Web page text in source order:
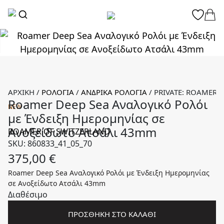
ΑΡΧΙΚΉ / ΡΟΛΌΓΙΑ / ΑΝΔΡΙΚΆ ΡΟΛΌΓΙΑ / PRIVATE:
NEW
Roamer Deep Sea Αναλογικό Ρολόι
με Ένδειξη Ημερομηνίας σε
Ανοξείδωτο Ατσάλι 43mm
ROAMER OF SWITZERLAND
SKU: 860833_41_05_70
375,00 €
Roamer Deep Sea Αναλογικό Ρολόι με Ένδειξη Ημερομηνίας
σε Ανοξείδωτο Ατσάλι 43mm
Διαθέσιμο
ΠΡΟΣΘΉΚΗ ΣΤΟ ΚΑΛΆΘΙ